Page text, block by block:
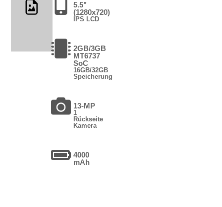
5.5"
(1280x720)
IPS LCD
2GB/3GB
MT6737
SoC
16GB/32GB
Speicherung
13-MP
1
Rückseite
Kamera
4000
mAh